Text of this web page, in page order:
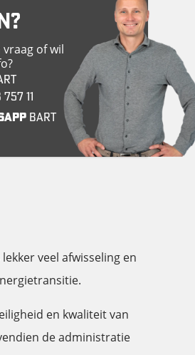
vraag of wil
11
Bart
veel afwisseling en
en kwaliteit van
de administratie